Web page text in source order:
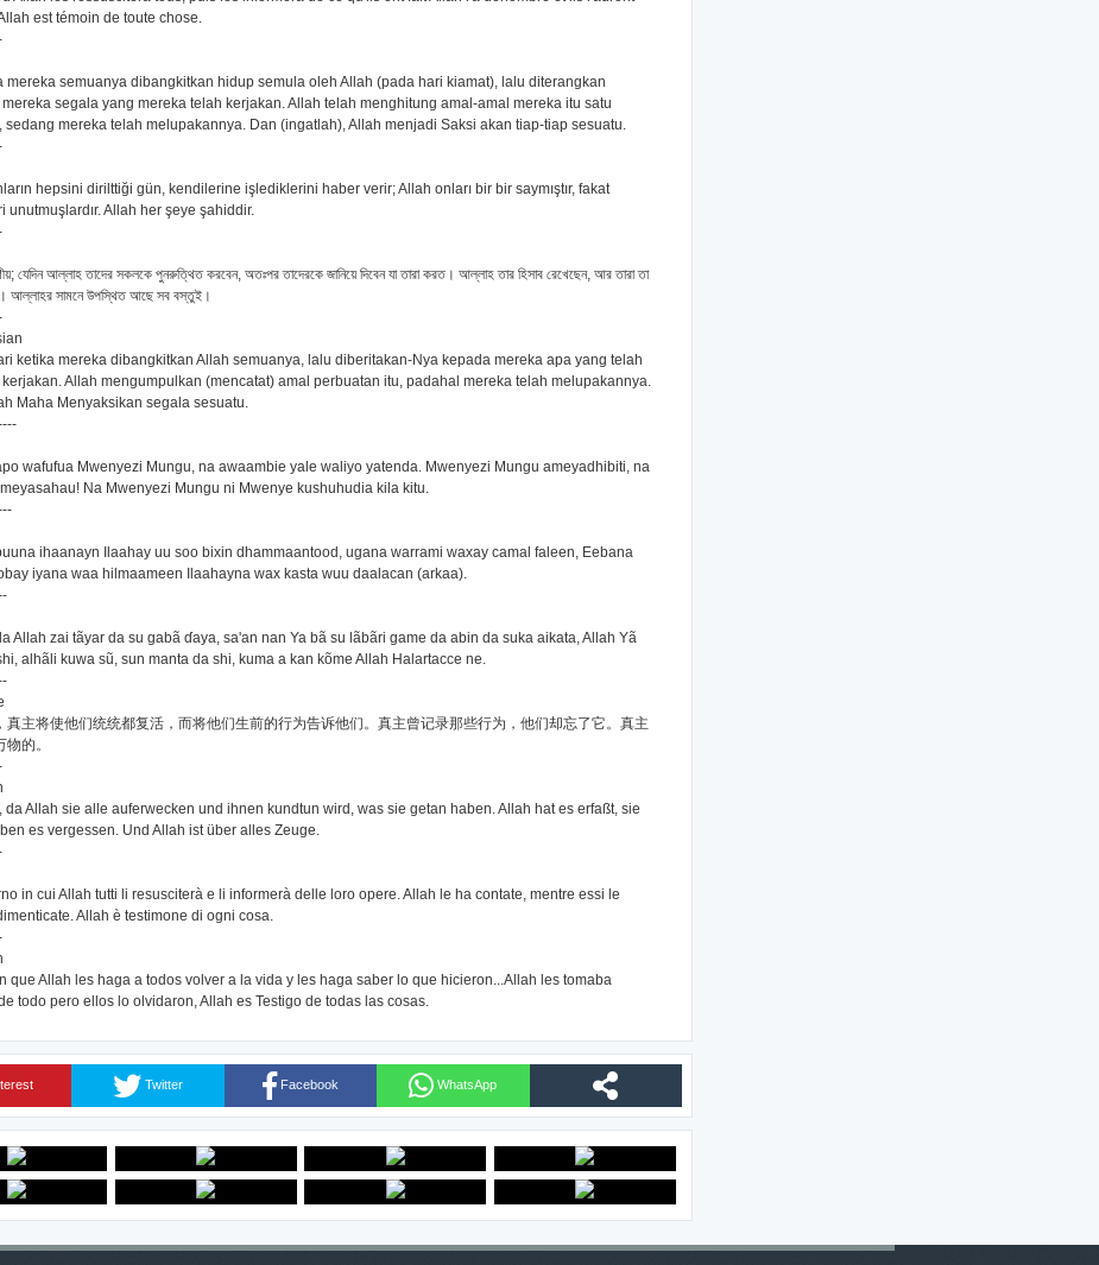
est témoin de toute chose.
mereka semuanya dibangkitkan hidup semula oleh Allah (pada hari kiamat), lalu diterangkan
mereka segala yang mereka telah kerjakan. Allah telah menghitung amal-amal mereka itu satu
sedang mereka telah melupakannya. Dan (ingatlah), Allah menjadi Saksi akan tiap-tiap sesuatu.
hepsini dirilttiği gün, kendilerine işlediklerini haber verir; Allah onları bir bir saymıştır, fakat
unutmuşlardır. Allah her şeye şahiddir.
যেদিন আল্লাহ তাদের সকলকে পুনরুত্থিত করবেন, অতঃপর তাদেরকে জানিয়ে দিবেন যা তারা করত। আল্লাহ তার হিসাব রেখেছেন, আর তারা তা
আল্লাহর সামনে উপস্থিত আছে সব বস্তুই।
ketika mereka dibangkitkan Allah semuanya, lalu diberitakan-Nya kepada mereka apa yang telah
Allah mengumpulkan (mencatat) amal perbuatan itu, padahal mereka telah melupakannya.
Maha Menyaksikan segala sesuatu.
wafufua Mwenyezi Mungu, na awaambie yale waliyo yatenda. Mwenyezi Mungu ameyadhibiti, na
Na Mwenyezi Mungu ni Mwenye kushuhudia kila kitu.
ihaanayn Ilaahay uu soo bixin dhammaantood, ugana warrami waxay camal faleen, Eebana
iyana waa hilmaameen Ilaahayna wax kasta wuu daalacan (arkaa).
Allah zai tãyar da su gabã ɗaya, sa'an nan Ya bã su lãbãri game da abin da suka aikata, Allah Yã
alhãli kuwa sũ, sun manta da shi, kuma a kan kõme Allah Halartacce ne.
真主将使他们统统都复活，而将他们生前的行为告诉他们。真主曾记录那些行为，他们却忘了它。真主
的。
da Allah sie alle auferwecken und ihnen kundtun wird, was sie getan haben. Allah hat es erfaßt, sie
es vergessen. Und Allah ist über alles Zeuge.
in cui Allah tutti li resusciterà e li informerà delle loro opere. Allah le ha contate, mentre essi le
Allah è testimone di ogni cosa.
que Allah les haga a todos volver a la vida y les haga saber lo que hicieron...Allah les tomaba
todo pero ellos lo olvidaron, Allah es Testigo de todas las cosas.
WhatsApp
Facebook
Twitter